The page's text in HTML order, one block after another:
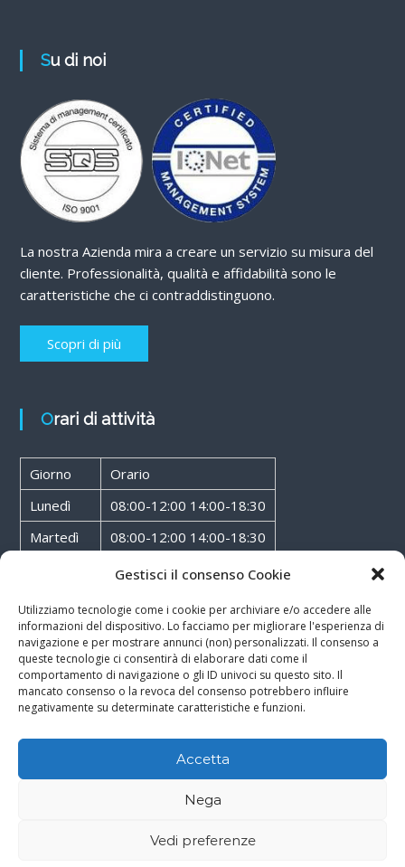
Gestisci il consenso Cookie
Utilizziamo tecnologie come i cookie per archiviare e/o accedere alle
informazioni del dispositivo. Lo facciamo per migliorare l'esperienza di
navigazione e per mostrare annunci (non) personalizzati. Il consenso a
queste tecnologie ci consentirà di elaborare dati come il
comportamento di navigazione o gli ID univoci su questo sito. Il
mancato consenso o la revoca del consenso potrebbero influire
negativamente su determinate caratteristiche e funzioni.
Accetta
Nega
Vedi preferenze
Su di noi
La nostra Azienda mira a creare un servizio su misura del
cliente. Professionalità, qualità e affidabilità sono le
caratteristiche che ci contraddistinguono.
Scopri di più
Orari di attività
Giorno
Orario
Lunedì
08:00-12:00 14:00-18:30
Martedì
08:00-12:00 14:00-18:30
08:00-12:00 14:00-18:30
Giovedì
08:00-12:00 14:00-18:30
Venerdì
08:00-12:00 14:00-18:30
Sabato
08:00-12:00
Rossoxweb